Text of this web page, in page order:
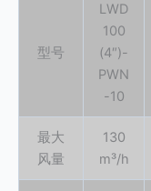
型号
LWD
100
(4″)-
PWN
-10
最大
风量
130
m³/h